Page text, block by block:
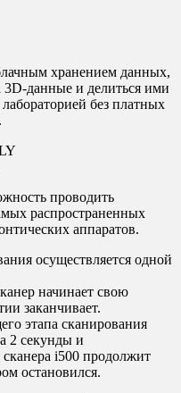
хранением данных,
3D-данные и делиться ими
без платных
проводить
распространенных
аппаратов.
осуществляется одной
начинает свою
заканчивает.
этапа сканирования
2 секунды и
i500 продолжит
остановился.